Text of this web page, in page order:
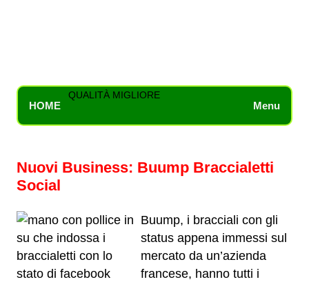
HOME
QUALITÀ MIGLIORE
Menu
Nuovi Business: Buump Braccialetti
Social
Buump, i bracciali con gli
status appena immessi sul
mercato da un’azienda
francese, hanno tutti i